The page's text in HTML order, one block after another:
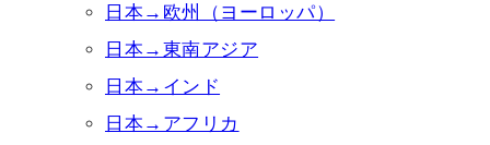
日本→欧州（ヨーロッパ）
日本→東南アジア
日本→インド
日本→アフリカ